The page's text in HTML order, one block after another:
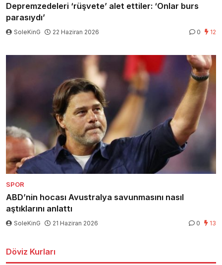
Depremzedeleri ‘rüşvete’ alet ettiler: ‘Onlar burs
parasıydı’
SoleKinG 22 Haziran 2026 0 12
SPOR
ABD’nin hocası Avustralya savunmasını nasıl
aştıklarını anlattı
SoleKinG 21 Haziran 2026 0 13
Döviz Kurları